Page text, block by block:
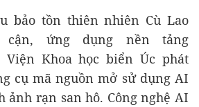
bảo tồn thiên nhiên Cù Lao
cận, ứng dụng nền tảng
Viện Khoa học biển Úc phát
cụ mã nguồn mở sử dụng AI
ảnh rạn san hô. Công nghệ AI